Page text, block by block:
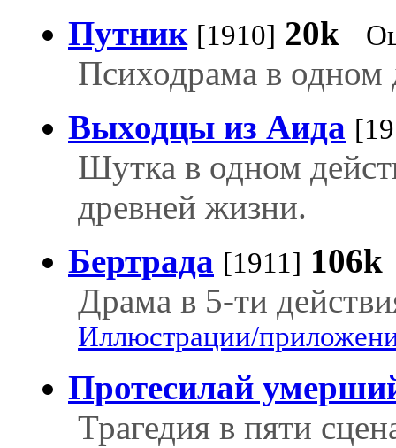
Путник [1910] 20k
Психодрама в одном
Выходцы из Аида
Шутка в одном
древней жизни.
Бертрада [1911] 106k
Драма в 5-ти
Иллюстрации/
Протесилай
Трагедия в пяти